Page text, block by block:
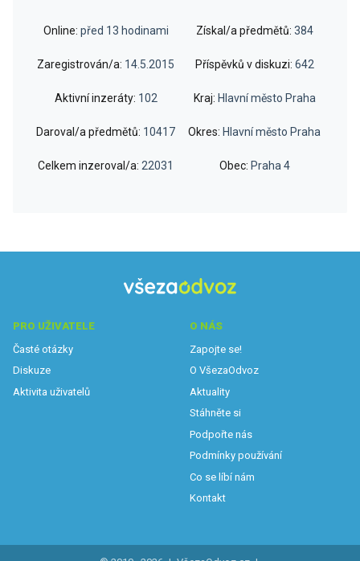
Online: před 13 hodinami
Zaregistrován/a: 14.5.2015
Aktivní inzeráty: 102
Daroval/a předmětů: 10417
Celkem inzeroval/a: 22031
Získal/a předmětů: 384
Příspěvků v diskuzi: 642
Kraj: Hlavní město Praha
Okres: Hlavní město Praha
Obec: Praha 4
PRO UŽIVATELE
Časté otázky
Diskuze
Aktivita uživatelů
O NÁS
Zapojte se!
O VšezaOdvoz
Aktuality
Stáhněte si
Podpořte nás
Podmínky používání
Co se líbí nám
Kontakt